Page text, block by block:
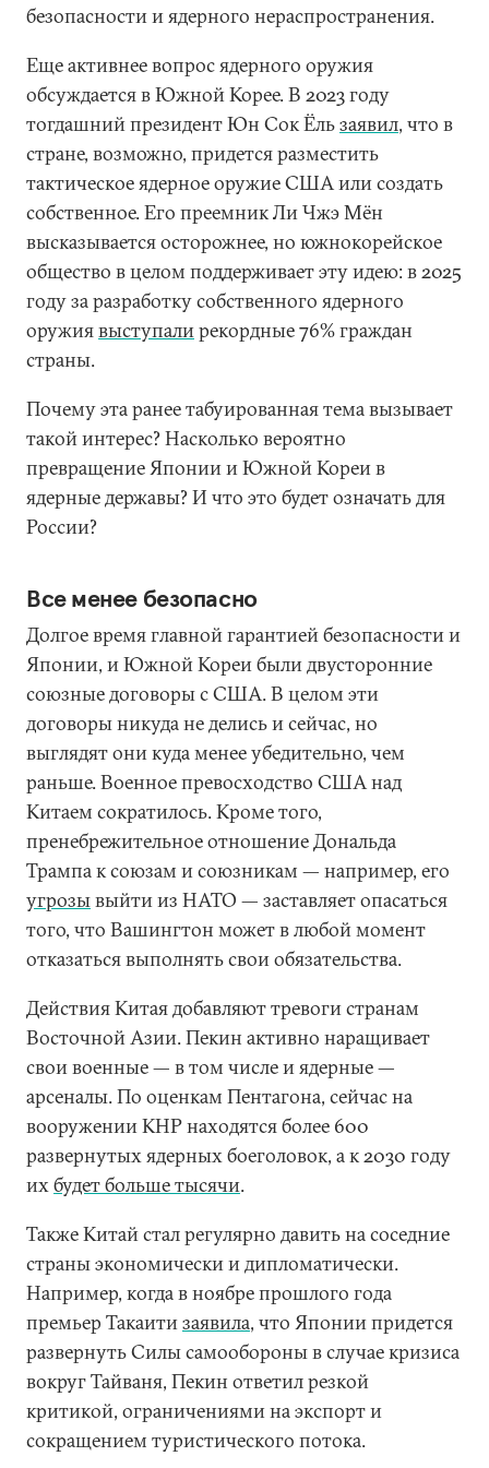
безопасности и ядерного нераспространения.
Еще активнее вопрос ядерного оружия
обсуждается в Южной Корее. В 2023 году
тогдашний президент Юн Сок Ёльзаявил, что в
стране, возможно, придется разместить
тактическое ядерное оружие США или создать
собственное. Его преемник Ли Чжэ Мён
высказывается осторожнее, но южнокорейское
общество в целом поддерживает эту идею: в 2025
году за разработку собственного ядерного
оружиявыступалирекордные 76% граждан
страны.
Почему эта ранее табуированная тема вызывает
такой интерес? Насколько вероятно
превращение Японии и Южной Кореи в
ядерные державы? И что это будет означать для
России?
Все менее безопасно
Долгое время главной гарантией безопасности и
Японии, и Южной Кореи были двусторонние
союзные договоры с США. В целом эти
договоры никуда не делись и сейчас, но
выглядят они куда менее убедительно, чем
раньше. Военное превосходство США над
Китаем сократилось. Кроме того,
пренебрежительное отношение Дональда
Трампа к союзам и союзникам — например, его
угрозывыйти из НАТО — заставляет опасаться
того, что Вашингтон может в любой момент
отказаться выполнять свои обязательства.
Действия Китая добавляют тревоги странам
Восточной Азии. Пекин активно наращивает
свои военные — в том числе и ядерные —
арсеналы. По оценкам Пентагона, сейчас на
вооружении КНР находятся более 600
развернутых ядерных боеголовок, а к 2030 году
ихбудет больше тысячи.
Также Китай стал регулярно давить на соседние
страны экономически и дипломатически.
Например, когда в ноябре прошлого года
премьер Такаитизаявила, что Японии придется
развернуть Силы самообороны в случае кризиса
вокруг Тайваня, Пекин ответил резкой
критикой, ограничениями на экспорт и
сокращением туристического потока.